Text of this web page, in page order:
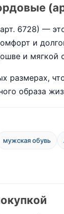
6728) —
и
и
размерах,
образа
мужская обувь